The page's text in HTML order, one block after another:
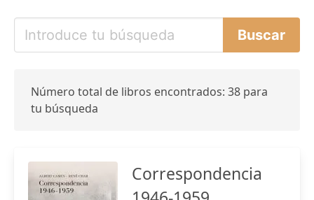
Número total de libros encontrados: 38 para
tu búsqueda
Correspondencia